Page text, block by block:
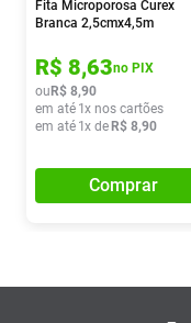
Fita Microporosa Curex
Branca 2,5cmx4,5m
R$ 8,63no PIX
ou R$ 8,90
em até 1x nos cartões
em até 1x de R$ 8,90
Comprar